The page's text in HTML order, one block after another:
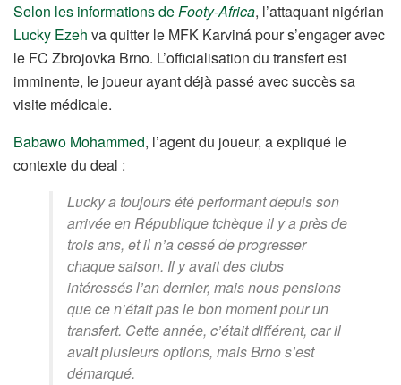
Selon les informations deFooty-Africa, l’attaquant nigérian
Lucky Ezeh va quitter le MFK Karviná pour s’engager avec
le FC Zbrojovka Brno. L’officialisation du transfert est
imminente, le joueur ayant déjà passé avec succès sa
visite médicale.
Babawo Mohammed, l’agent du joueur, a expliqué le
contexte du deal :
Lucky a toujours été performant depuis son
arrivée en République tchèque il y a près de
trois ans, et il n’a cessé de progresser
chaque saison. Il y avait des clubs
intéressés l’an dernier, mais nous pensions
que ce n’était pas le bon moment pour un
transfert. Cette année, c’était différent, car il
avait plusieurs options, mais Brno s’est
démarqué.